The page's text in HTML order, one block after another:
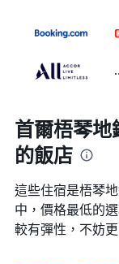
首爾梧琴
的飯店
這些住宿是梧琴
中，價格最低的
較有彈性，不妨